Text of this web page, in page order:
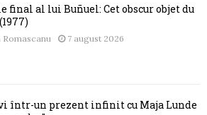
final al lui Buñuel: Cet obscur objet du
Romascanu 7 august 2026
într-un prezent infinit cu Maja Lunde